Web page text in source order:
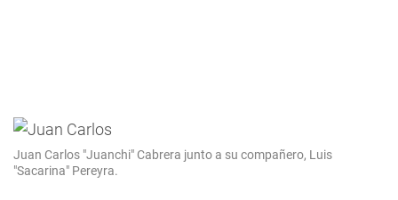
Juan Carlos "Juanchi" Cabrera junto a su compañero, Luis
"Sacarina" Pereyra.